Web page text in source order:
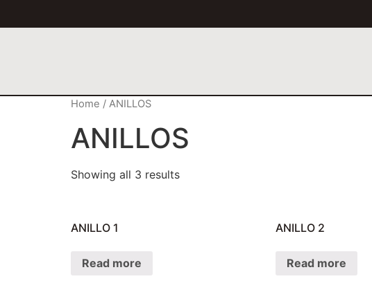
Home / ANILLOS
ANILLOS
Showing all 3 results
ANILLO 1
Read more
ANILLO 2
Read more